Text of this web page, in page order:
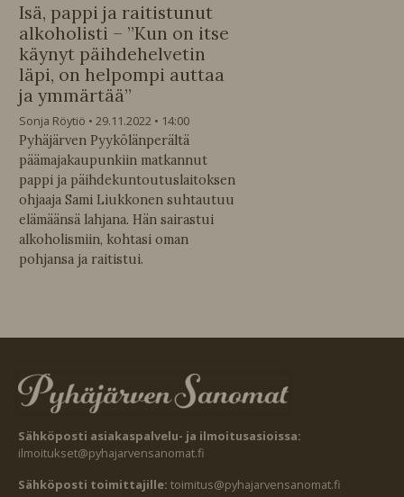
Isä, pappi ja raitistunut
alkoholisti – ”Kun on itse
käynyt päihdehelvetin
läpi, on helpompi auttaa
ja ymmärtää”
Sonja Röytiö 29.11.2022
14:00
Pyhäjärven Pyykölänperältä
päämajakaupunkiin matkannut
pappi ja päihdekuntoutuslaitoksen
ohjaaja Sami Liukkonen suhtautuu
elämäänsä lahjana. Hän sairastui
alkoholismiin, kohtasi oman
pohjansa ja raitistui.
Sähköposti asiakaspalvelu- ja ilmoitusasioissa:
ilmoitukset@pyhajarvensanomat.fi
Sähköposti toimittajille: toimitus@pyhajarvensanomat.fi